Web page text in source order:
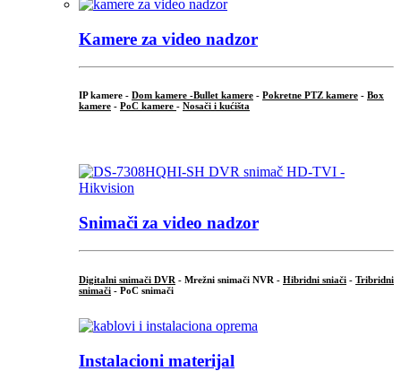
Kamere za video nadzor
IP kamere - Dom kamere -Bullet kamere - Pokretne PTZ kamere - Box
kamere - PoC kamere - Nosači i kućišta
Snimači za video nadzor
Digitalni snimači DVR - Mrežni snimači NVR - Hibridni sniači - Tribridni
snimači - PoC snimači
Instalacioni materijal